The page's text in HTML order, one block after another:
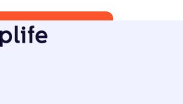
Jetzt Mitglied werden